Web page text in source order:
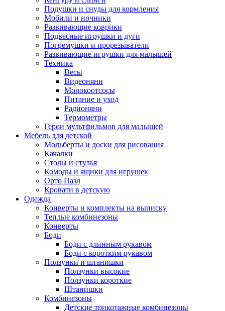
Подушки и снуды для кормления
Мобили и ночники
Развивающие коврики
Подвесные игрушки и дуги
Погремушки и прорезыватели
Развивающие игрушки для малышей
Техника
Весы
Видеоняни
Молокоотсосы
Питание и уход
Радионяни
Термометры
Герои мультфильмов для малышей
Мебель для детской
Мольберты и доски для рисования
Качалки
Столы и стулья
Комоды и ящики для игрушек
Орто Пазл
Кровати в детскую
Одежда
Конверты и комплекты на выписку
Теплые комбинезоны
Конверты
Боди
Боди с длинным рукавом
Боди с коротким рукавом
Ползунки и штанишки
Ползунки высокие
Ползунки короткие
Штанишки
Комбинезоны
Детские трикотажные комбинезоны